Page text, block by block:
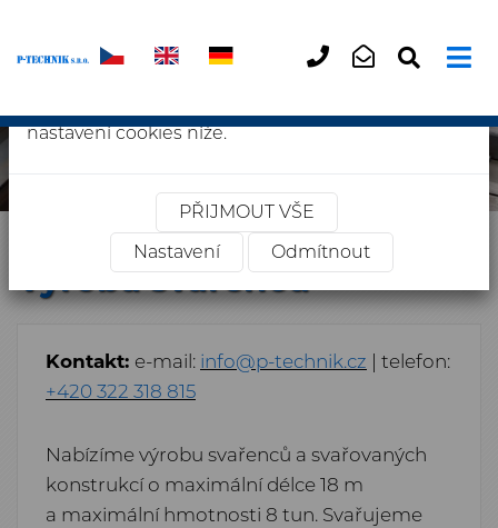
318
Úvodní stránka » Výroba svařenců
Výroba svařenců
Kontakt: e-mail: info@p-technik.cz | telefon:
+420 322 318 815
Nabízíme výrobu svařenců a svařovaných
konstrukcí o maximální délce 18 m
a maximální hmotnosti 8 tun. Svařujeme
Tento web používá cookies ×
Vaše soukromí je důležité. Můžete si vybrat z
nastavení cookies níže.
PŘIJMOUT VŠE
Nastavení
Odmítnout